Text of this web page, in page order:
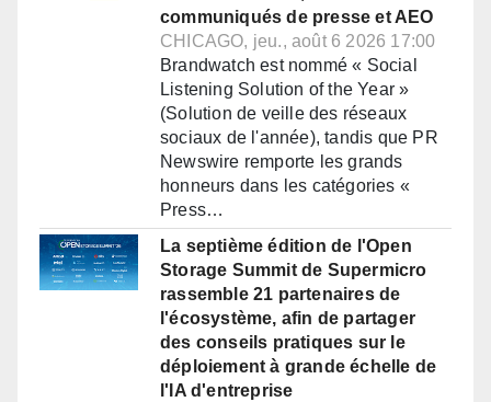
communiqués de presse et AEO
CHICAGO, jeu., août 6 2026 17:00
Brandwatch est nommé « Social
Listening Solution of the Year »
(Solution de veille des réseaux
sociaux de l'année), tandis que PR
Newswire remporte les grands
honneurs dans les catégories «
Press…
La septième édition de l'Open
Storage Summit de Supermicro
rassemble 21 partenaires de
l'écosystème, afin de partager
des conseils pratiques sur le
déploiement à grande échelle de
l'IA d'entreprise